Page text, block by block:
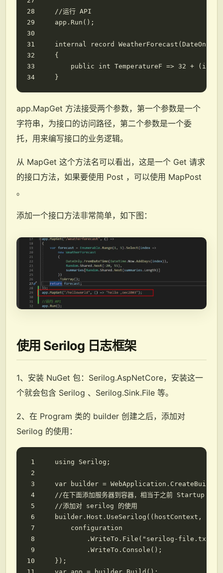
//运行 API
app . Run ();
internal record WeatherForecast ( DateOnly
{
public
int TemperatureF => 32 + ( int
}
app.MapGet 方法接受两个参数，第一个参数是一个
字符串，为接口的访问路径，第二个参数是一个委
托，用来编写接口的业务逻辑。
从 MapGet 这个方法名可以看出，这是一个 Get 请求
的接口方法，如果要使用 Post ，可以使用 MapPost
。
添加一个接口方法非常简单，如下图：
使用 Serilog 日志框架
1、安装 NuGet 包：Serilog.AspNetCore，安装这一
个就会包含 Serilog 、Serilog.Sink.File 等。
2、在 Program 类的 builder 创建之后，添加对
Serilog 的使用：
using Serilog ;
var builder = WebApplication . CreateBuilder
//在下面添加服务器到容器，相当于之前 Startup
//添加对 serilog 的使用
builder . Host . UseSerilog (( hostContext ,
configuration
. WriteTo . File ( "serilog-file.txt"
. WriteTo . Console ();
});